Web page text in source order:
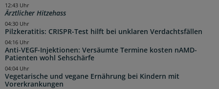
Ärztlicher Hitzehass
12:43 Uhr
Pilzkeratitis: CRISPR-Test hilft bei unklaren Verdachtsfällen
04:30 Uhr
Anti-VEGF-Injektionen: Versäumte Termine kosten nAMD-
Patienten wohl Sehschärfe
04:16 Uhr
Vegetarische und vegane Ernährung bei Kindern mit
Vorerkrankungen
04:04 Uhr